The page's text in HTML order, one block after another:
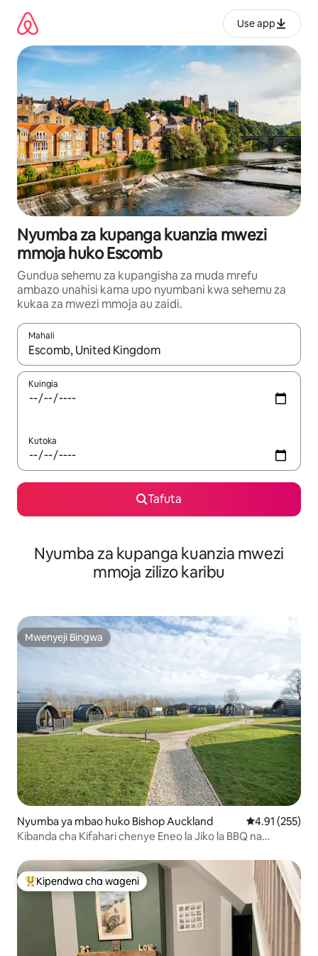
kwenda
kwenye
maudhui
Use app
Nyumba za kupanga kuanzia mwezi
mmoja huko Escomb
Gundua sehemu za kupangisha za muda mrefu
ambazo unahisi kama upo nyumbani kwa sehemu za
kukaa za mwezi mmoja au zaidi.
Mahali
Wakati matokeo yanapatikana, vinjari kwa kutumia vitufe vya
Kuingia
Kutoka
Tafuta
Nyumba za kupanga kuanzia mwezi
mmoja zilizo karibu
Mwenyeji Bingwa
Mwenyeji Bingwa
Nyumba ya mbao huko Bishop Auckland Ukadiriaji wa
4.91 (255)
Kibanda cha Kifahari chenye Eneo la Jiko la BBQ na
Kipendwa maarufu cha wageni
Kipendwa cha wageni